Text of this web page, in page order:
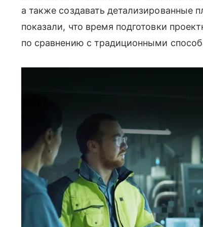
а также создавать детализированные
показали, что время подготовки
по сравнению с традиционными